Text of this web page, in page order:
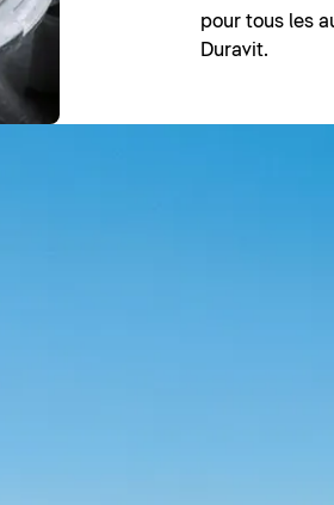
pour tous les
Duravit.